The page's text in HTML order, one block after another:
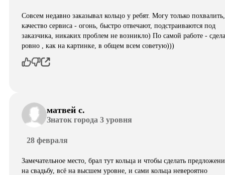
Совсем недавно заказывал кольцо у ребят. Могу только похвалить,
качество сервиса - огонь, быстро отвечают, подстраиваются под
заказчика, никаких проблем не возникло) По самой работе -
ровно , как на картинке, в общем всем советую)))
матвей с.
Знаток города 3 уровня
28 февраля
Замечательное место, брал тут кольца и чтобы сделать
на свадьбу, всё на высшем уровне, и сами кольца невероятно